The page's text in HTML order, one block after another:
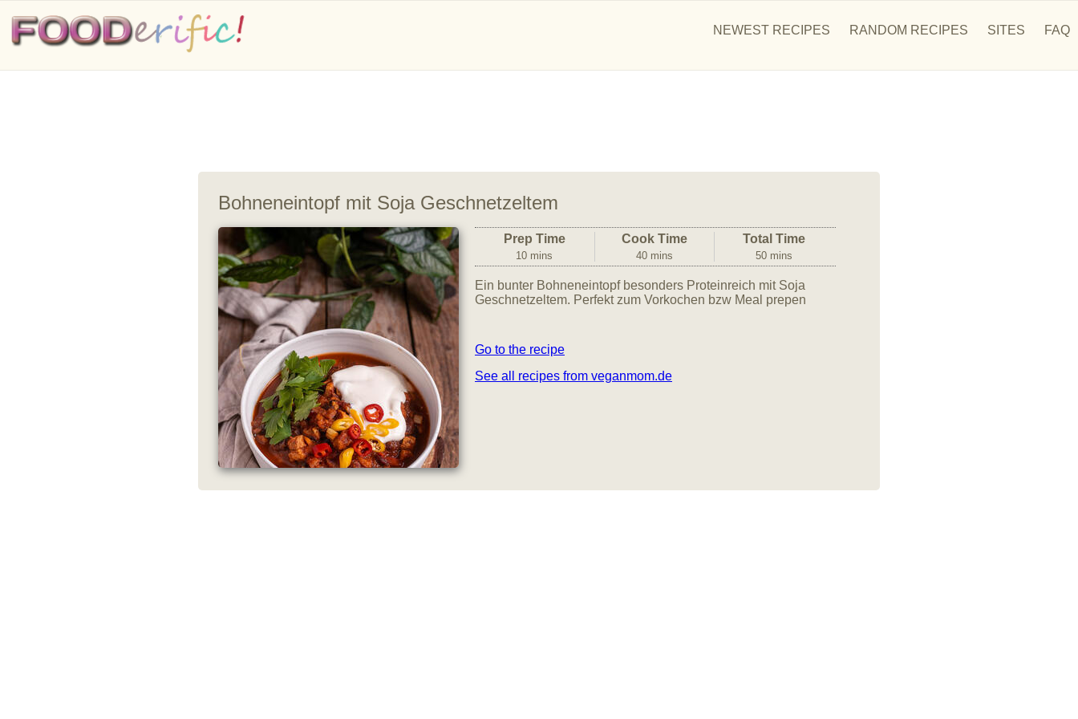
NEWEST RECIPES RANDOM RECIPES SITES FAQ
Bohneneintopf mit Soja Geschnetzeltem
Prep Time
10 mins
Cook Time
40 mins
Total Time
50 mins
Ein bunter Bohneneintopf besonders Proteinreich mit Soja
Geschnetzeltem. Perfekt zum Vorkochen bzw Meal prepen
Go to the recipe
See all recipes from veganmom.de